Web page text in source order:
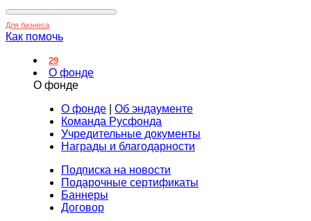
Для бизнеса
Как помочь
29
О фонде
О фонде
О фонде
Об эндаументе
Команда Русфонда
Учредительные документы
Награды и благодарности
Подписка на новости
Подарочные сертификаты
Баннеры
Договор